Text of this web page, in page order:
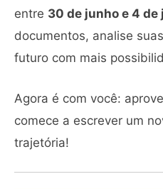
entre 30 de junho e 4 de
documentos, analise
futuro com mais
Agora é com você:
comece a escrever um
trajetória!